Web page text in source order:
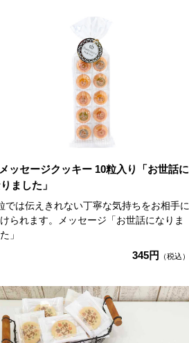
メッセージクッキー 10粒入り「お世話に
ました」
では伝えきれない丁寧な気持ちをお相手に
られます。メッセージ「お世話になりま
」
345円 （税込）